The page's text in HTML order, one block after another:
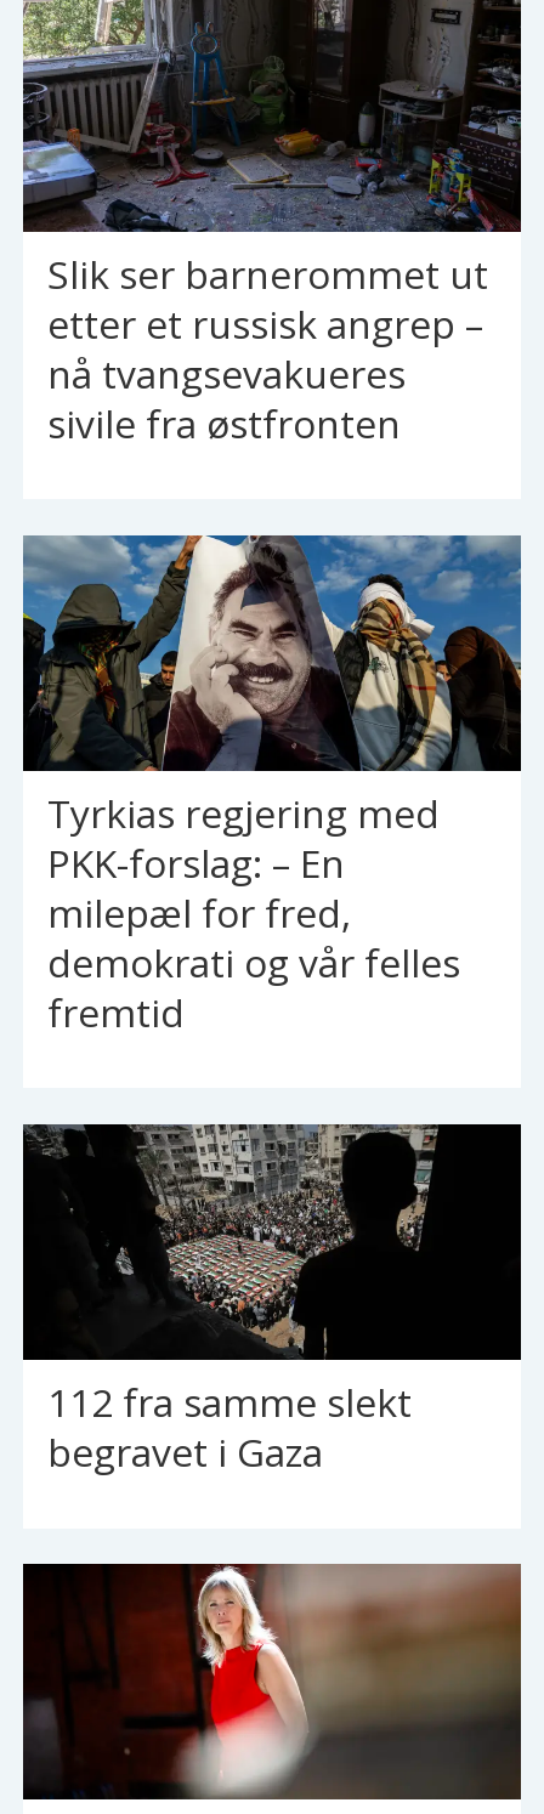
Slik ser barnerommet ut
etter et russisk angrep –
nå tvangsevakueres
sivile fra østfronten
Tyrkias regjering med
PKK-forslag: – En
milepæl for fred,
demokrati og vår felles
fremtid
112 fra samme slekt
begravet i Gaza